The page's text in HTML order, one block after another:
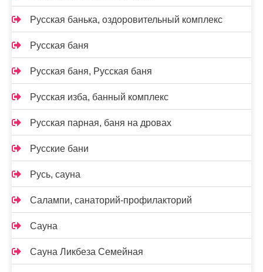
Русская банька, оздоровительный комплекс
Русская баня
Русская баня, Русская баня
Русская изба, банный комплекс
Русская парная, баня на дровах
Русские бани
Русь, сауна
Салампи, санаторий-профилакторий
Сауна
Сауна Ликбеза Семейная